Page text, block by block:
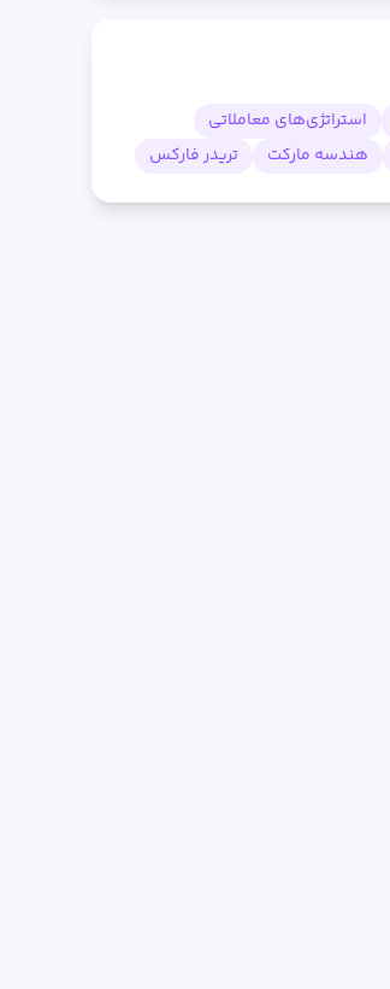
استراتژی‌های معاملاتی
هندسه مارکت تریدر فارکس